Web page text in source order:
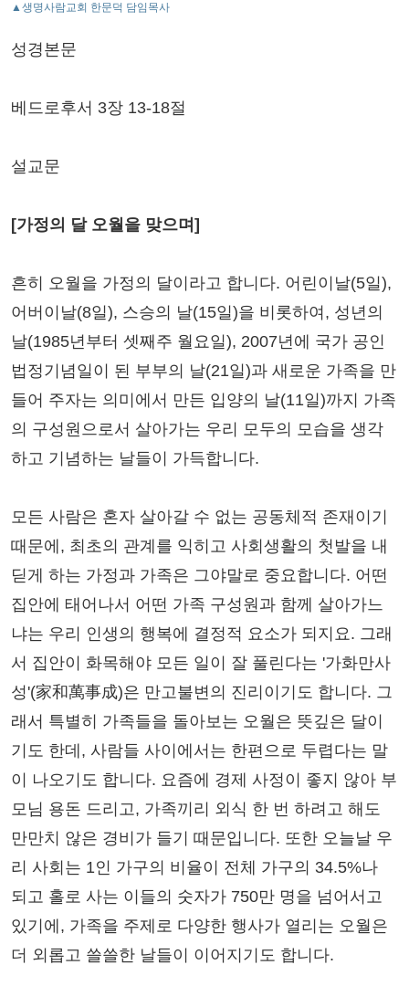
▲생명사람교회 한문덕 담임목사
성경본문
베드로후서 3장 13-18절
설교문
[가정의 달 오월을 맞으며]
흔히 오월을 가정의 달이라고 합니다. 어린이날(5일),
어버이날(8일), 스승의 날(15일)을 비롯하여, 성년의
날(1985년부터 셋째주 월요일), 2007년에 국가 공인
법정기념일이 된 부부의 날(21일)과 새로운 가족을 만
들어 주자는 의미에서 만든 입양의 날(11일)까지 가족
의 구성원으로서 살아가는 우리 모두의 모습을 생각
하고 기념하는 날들이 가득합니다.
모든 사람은 혼자 살아갈 수 없는 공동체적 존재이기
때문에, 최초의 관계를 익히고 사회생활의 첫발을 내
딛게 하는 가정과 가족은 그야말로 중요합니다. 어떤
집안에 태어나서 어떤 가족 구성원과 함께 살아가느
냐는 우리 인생의 행복에 결정적 요소가 되지요. 그래
서 집안이 화목해야 모든 일이 잘 풀린다는 '가화만사
성'(家和萬事成)은 만고불변의 진리이기도 합니다. 그
래서 특별히 가족들을 돌아보는 오월은 뜻깊은 달이
기도 한데, 사람들 사이에서는 한편으로 두렵다는 말
이 나오기도 합니다. 요즘에 경제 사정이 좋지 않아 부
모님 용돈 드리고, 가족끼리 외식 한 번 하려고 해도
만만치 않은 경비가 들기 때문입니다. 또한 오늘날 우
리 사회는 1인 가구의 비율이 전체 가구의 34.5%나
되고 홀로 사는 이들의 숫자가 750만 명을 넘어서고
있기에, 가족을 주제로 다양한 행사가 열리는 오월은
더 외롭고 쓸쓸한 날들이 이어지기도 합니다.